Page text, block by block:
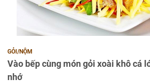
GỎI/NỘM
Vào bếp cùng món gỏi xoài khô cá
nhớ